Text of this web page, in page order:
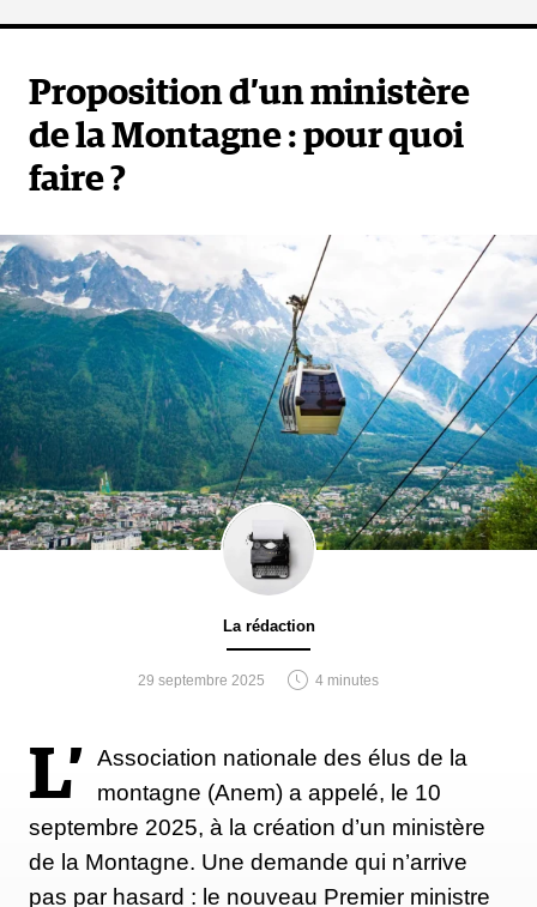
Proposition d’un ministère
de la Montagne : pour quoi
faire ?
La rédaction
29 septembre 2025 4 minutes
L’
Association nationale des élus de la
montagne (Anem) a appelé, le 10
septembre 2025, à la création d’un ministère
de la Montagne. Une demande qui n’arrive
pas par hasard : le nouveau Premier ministre